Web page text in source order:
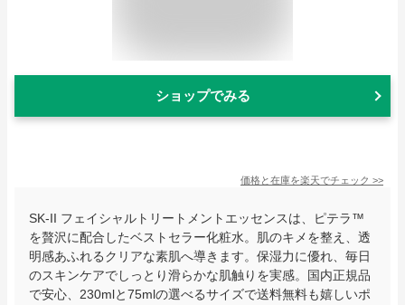
ショップでみる
価格と在庫を楽天でチェック >>
SK-II フェイシャルトリートメントエッセンスは、ピテラ™
を贅沢に配合したベストセラー化粧水。肌のキメを整え、透
明感あふれるクリアな素肌へ導きます。保湿力に優れ、毎日
のスキンケアでしっとり滑らかな肌触りを実感。国内正規品
で安心、230mlと75mlの選べるサイズで送料無料も嬉しいポ